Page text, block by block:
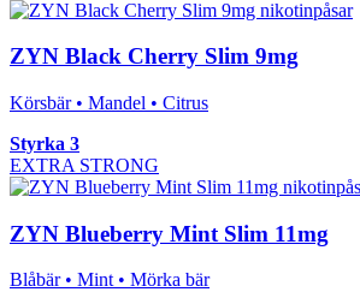
ZYN Black Cherry Slim 9mg
Körsbär • Mandel • Citrus
Styrka 3
EXTRA STRONG
ZYN Blueberry Mint Slim 11mg
Blåbär • Mint • Mörka bär